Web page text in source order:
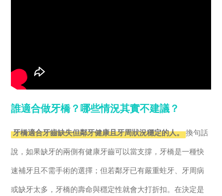
誰適合做牙橋？哪些情況其實不建議？
牙橋適合牙齒缺失但鄰牙健康且牙周狀況穩定的人。 換句話
說，如果缺牙的兩側有健康牙齒可以當支撐，牙橋是一種快
速補牙且不需手術的選擇；但若鄰牙已有嚴重蛀牙、牙周病
或缺牙太多，牙橋的壽命與穩定性就會大打折扣。在決定是